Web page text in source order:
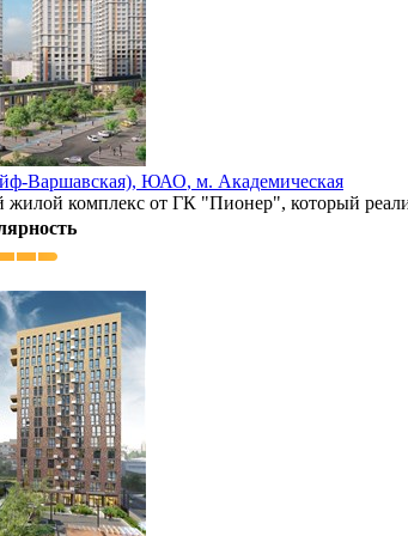
Варшавская), ЮАО, м. Академическая
комплекс от ГК "Пионер", который